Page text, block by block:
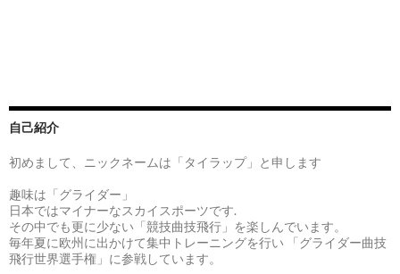
自己紹介
初めまして、ニックネームは「タイラップ」と申します
趣味は「グライダー」
日本ではマイナーなスカイスポーツです.
その中でも更に少ない「競技曲技飛行」を楽しんでいます。
毎年夏に欧州に出かけて集中トレーニングを行い 「グライダー曲技
飛行世界選手権」に参戦しています。